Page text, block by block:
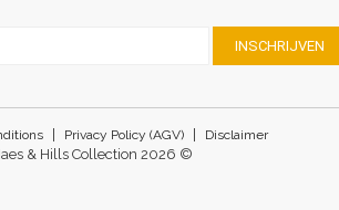
INSCHRIJVEN
Privacy Policy (AGV) Disclaimer
& Hills Collection 2026 ©